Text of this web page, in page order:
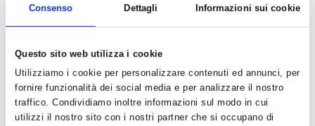
Consenso Dettagli Informazioni sui cookie
Questo sito web utilizza i cookie
Utilizziamo i cookie per personalizzare contenuti ed annunci, per
fornire funzionalità dei social media e per analizzare il nostro
traffico. Condividiamo inoltre informazioni sul modo in cui
utilizzi il nostro sito con i nostri partner che si occupano di
Pieghevole - Mod. Angela
20" 2 Colori
€ 295.00
€ 269.90
AGGIUNGI
€ 450.00
€ 409.00
AGGIUNGI